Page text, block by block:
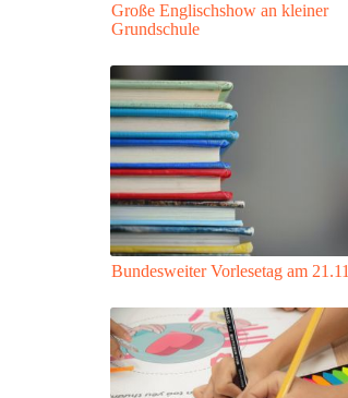
Große Englischshow an kleiner
Grundschule
Bundesweiter Vorlesetag am